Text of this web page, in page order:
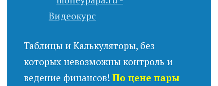
Таблицы и Калькуляторы, без
которых невозможны контроль и
ведение финансов! По цене пары